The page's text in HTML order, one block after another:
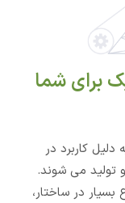
برای شما
کاربرد در
تولید می شوند.
بسیار در ساختار،